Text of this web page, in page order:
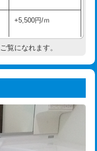
27,500円
38,500円
38,500円
現場見積
。
3,300円
5,500円
5,500円
11,000円
33,000円
+5,500円/ｍ
現地調査
+3,300円
33,000円
覧になれます。